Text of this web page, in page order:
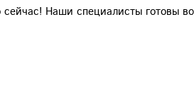
Наши специалисты готовы